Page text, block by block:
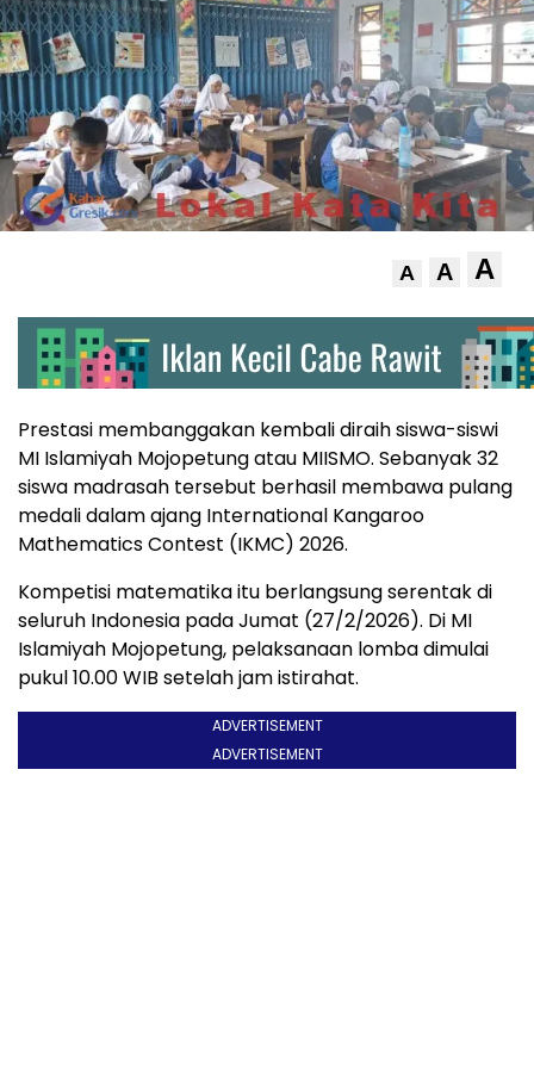
A A A
Prestasi membanggakan kembali diraih siswa-siswi
MI Islamiyah Mojopetung atau MIISMO. Sebanyak 32
siswa madrasah tersebut berhasil membawa pulang
medali dalam ajang International Kangaroo
Mathematics Contest (IKMC) 2026.
Kompetisi matematika itu berlangsung serentak di
seluruh Indonesia pada Jumat (27/2/2026). Di MI
Islamiyah Mojopetung, pelaksanaan lomba dimulai
pukul 10.00 WIB setelah jam istirahat.
ADVERTISEMENT
ADVERTISEMENT